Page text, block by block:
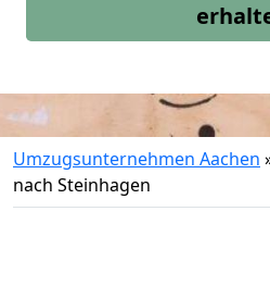
Umzugsunternehmen Aachen
nach Steinhagen